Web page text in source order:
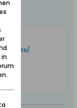
de/
in